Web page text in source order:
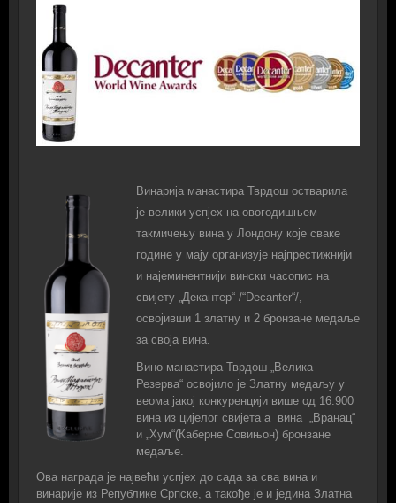
Винарија манастира Тврдош остварила
је велики успјех на овогодишњем
такмичењу вина у Лондону које сваке
године у мају организује најпрестижнији
и најеминентнији вински часопис на
свијету „Декантер“ /“Decanter“/,
освојивши 1 златну и 2 бронзане медаље
за своја вина.
Вино манастира Тврдош „Велика
Резерва“ освојило је Златну медаљу у
веома јакој конкуренцији више од 16.900
вина из цијелог свијета а вина „Вранац“
и „Хум“(Каберне Совињон) бронзане
медаље.
Ова награда је највећи успјех до сада за сва вина и
винарије из Републике Српске, а такође је и једина Златна